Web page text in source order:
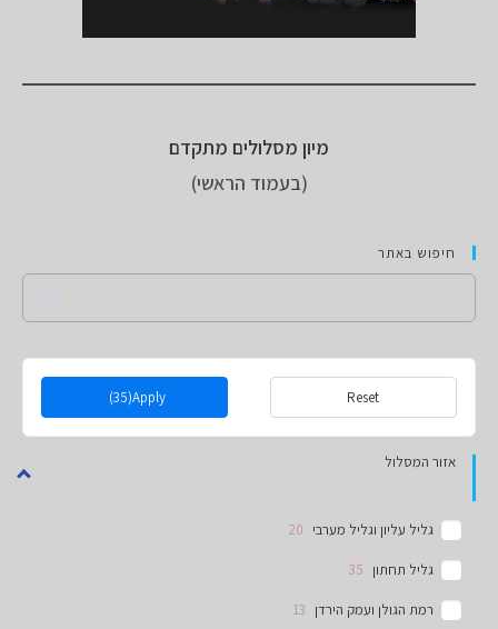
מיון מסלולים מתקדם
(בעמוד הראשי)
חיפוש באתר
Apply
(35) Reset
אזור המסלול
גליל עליון וגליל מערבי 20
גליל תחתון 35
רמת הגולן ועמק הירדן 13